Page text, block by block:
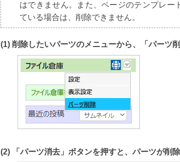
はできません。また、ページのテンプレー
ている場合は、削除できません。
(1) 削除したいパーツのメニューから、「パーツ
(2) 「パーツ消去」ボタンを押すと、パーツが削除